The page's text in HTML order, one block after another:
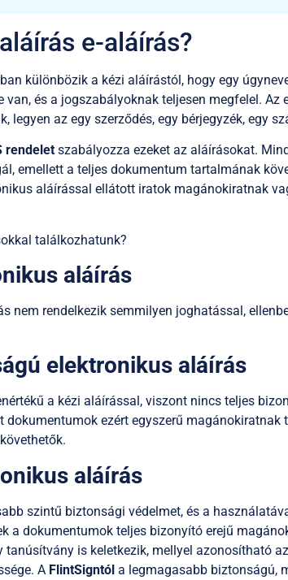
e-aláírás?
különbözik a kézi aláírástól, hogy egy
van, és a jogszabályoknak teljesen megfelel.
legyen az egy szerződés, egy bérjegyzék, egy
rendeletszabályozza ezeket az aláírásokat.
emellett a teljes dokumentum tartalmának
aláírással ellátott iratok magánokiratnak
találkozhatunk?
aláírás
nem rendelkezik semmilyen joghatással,
elektronikus aláírás
a kézi aláírással, viszont nincs teljes
ezért egyszerű magánokiratnak
aláírás
szintű biztonsági védelmet, és a
a dokumentumok teljes bizonyító erejű
tanúsítvány is keletkezik, mellyel azonosítható
A FlintSigntóla legmagasabb biztonságú,